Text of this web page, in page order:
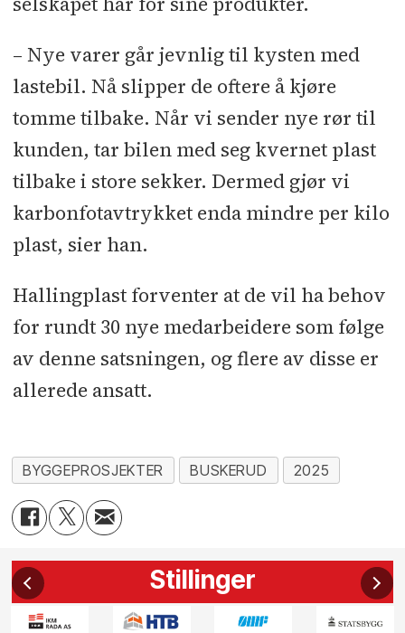
– Nye varer går jevnlig til kysten med
lastebil. Nå slipper de oftere å kjøre
tomme tilbake. Når vi sender nye rør til
kunden, tar bilen med seg kvernet plast
tilbake i store sekker. Dermed gjør vi
karbonfotavtrykket enda mindre per kilo
plast, sier han.
Hallingplast forventer at de vil ha behov
for rundt 30 nye medarbeidere som følge
av denne satsningen, og flere av disse er
allerede ansatt.
BYGGEPROSJEKTER BUSKERUD 2025
Stillinger